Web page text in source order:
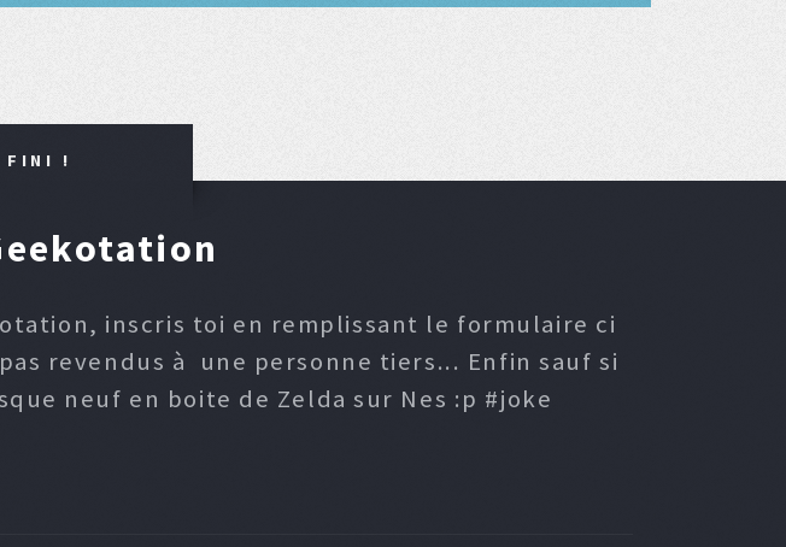
FINI !
inscris toi en remplissant le formulaire ci
revendus à une personne tiers... Enfin sauf si
neuf en boite de Zelda sur Nes :p #joke